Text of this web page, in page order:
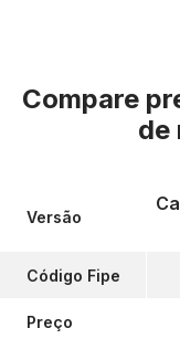
Compare
de
Versão
Código Fipe
Preço